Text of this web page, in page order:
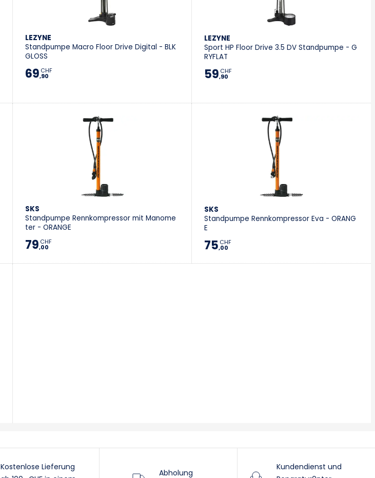
LEZYNE
Standpumpe Macro Floor Drive Digital - BLK
GLOSS
69,90
CHF
LEZYNE
Sport HP Floor Drive 3.5 DV Standpumpe - G
RYFLAT
59,90
CHF
SKS
Standpumpe Rennkompressor mit Manome
ter - ORANGE
79,00
CHF
SKS
Standpumpe Rennkompressor Eva - ORANG
E
75,00
CHF
Kostenlose Lieferung
Abholung
Kundendienst und